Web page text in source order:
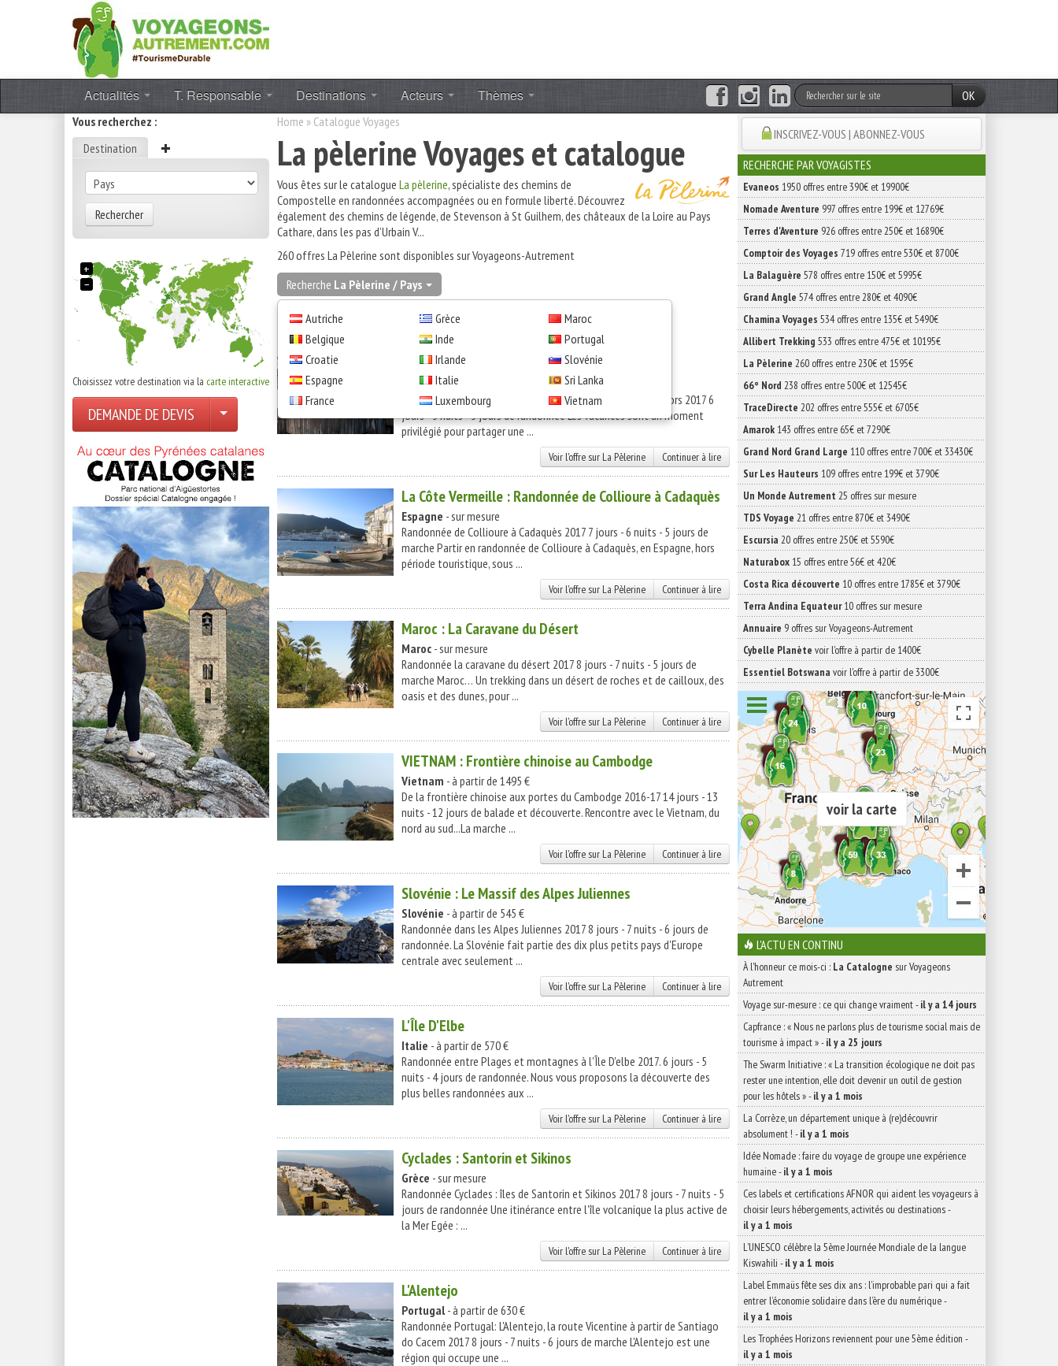
Actualités T. Responsable Destinations Acteurs Thèmes
OK
Vous recherchez :
Destination
Rechercher
+
−
Choisissez votre destination via la carte interactive
DEMANDE DE DEVIS
Home » Catalogue Voyages
La pèlerine Voyages et catalogue
Vous êtes sur le catalogue La pèlerine, spécialiste des chemins de
Compostelle en randonnées accompagnées ou en formule liberté. Découvrez
également des chemins de légende, de Stevenson à St Guilhem, des châteaux de la Loire au Pays
Cathare, dans les pas d’Urbain V...
260 offres La Pèlerine sont disponibles sur Voyageons-Autrement
Recherche La Pèlerine / Pays
Autriche
Belgique
Croatie
Espagne
France
Grèce
Inde
Irlande
Italie
Luxembourg
Maroc
Portugal
Slovénie
Sri Lanka
Vietnam
3 8 9
Le Vercors en famille de ferme en ferme
France - à partir de 485 €
Randonnée en famille dans le Parc Naturel Régional du Vercors 2017 6
jours - 5 nuits - 5 jours de randonnée Les vacances sont un moment
privilégié pour partager une ...
Voir l'offre sur La Pèlerine Continuer à lire
La Côte Vermeille : Randonnée de Collioure à Cadaquès
Espagne - sur mesure
Randonnée de Collioure à Cadaquès 2017 7 jours - 6 nuits - 5 jours de
marche Partir en randonnée de Collioure à Cadaquès, en Espagne, hors
période touristique, sous ...
Voir l'offre sur La Pèlerine Continuer à lire
Maroc : La Caravane du Désert
Maroc - sur mesure
Randonnée la caravane du désert 2017 8 jours - 7 nuits - 5 jours de
marche Maroc… Un trekking dans un désert de roches et de cailloux, des
oasis et des dunes, pour ...
Voir l'offre sur La Pèlerine Continuer à lire
VIETNAM : Frontière chinoise au Cambodge
Vietnam - à partir de 1495 €
De la frontière chinoise aux portes du Cambodge 2016-17 14 jours - 13
nuits - 12 jours de balade et découverte. Rencontre avec le Vietnam, du
nord au sud...La marche ...
Voir l'offre sur La Pèlerine Continuer à lire
Slovénie : Le Massif des Alpes Juliennes
Slovénie - à partir de 545 €
Randonnée dans les Alpes Juliennes 2017 8 jours - 7 nuits - 6 jours de
randonnée. La Slovénie fait partie des dix plus petits pays d'Europe
centrale avec seulement ...
Voir l'offre sur La Pèlerine Continuer à lire
L'Île D'Elbe
Italie - à partir de 570 €
Randonnée entre Plages et montagnes à l'Île D'elbe 2017. 6 jours - 5
nuits - 4 jours de randonnée. Nous vous proposons la découverte des
plus belles randonnées aux ...
Voir l'offre sur La Pèlerine Continuer à lire
Cyclades : Santorin et Sikinos
Grèce - sur mesure
Randonnée Cyclades : îles de Santorin et Sikinos 2017 8 jours - 7 nuits - 5
jours de randonnée Une itinérance entre l'île volcanique la plus active de
la Mer Egée : ...
Voir l'offre sur La Pèlerine Continuer à lire
L'Alentejo
Portugal- à partir de 630 €
Randonnée Portugal: L'Alentejo, la route Vicentine à partir de Santiago
do Cacem 2017 8 jours - 7 nuits - 6 jours de marche L'Alentejo est une
région qui occupe une ...
INSCRIVEZ-VOUS | ABONNEZ-VOUS
RECHERCHE PAR VOYAGISTES
Evaneos 1950 offres entre 390€ et 19900€
Nomade Aventure 997 offres entre 199€ et 12769€
Terres d'Aventure 926 offres entre 250€ et 16890€
Comptoir des Voyages 719 offres entre 530€ et 8700€
La Balaguère 578 offres entre 150€ et 5995€
Grand Angle 574 offres entre 280€ et 4090€
Chamina Voyages 534 offres entre 135€ et 5490€
Allibert Trekking 533 offres entre 475€ et 10195€
La Pèlerine 260 offres entre 230€ et 1595€
66° Nord 238 offres entre 500€ et 12545€
TraceDirecte 202 offres entre 555€ et 6705€
Amarok 143 offres entre 65€ et 7290€
Grand Nord Grand Large 110 offres entre 700€ et 33430€
Sur Les Hauteurs 109 offres entre 199€ et 3790€
Un Monde Autrement 25 offres sur mesure
TDS Voyage 21 offres entre 870€ et 3490€
Escursia 20 offres entre 250€ et 5590€
Naturabox 15 offres entre 56€ et 420€
Costa Rica découverte 10 offres entre 1785€ et 3790€
Terra Andina Equateur10 offres sur mesure
Annuaire 9 offres sur Voyageons-Autrement
Cybelle Planète voir l'offre à partir de 1400€
Essentiel Botswana voir l'offre à partir de 3300€
voir la carte
L'ACTU EN CONTINU
À l'honneur ce mois-ci : La Catalogne sur Voyageons
Autrement
Voyage sur-mesure : ce qui change vraiment-il y a 14 jours
Capfrance : « Nous ne parlons plus de tourisme social mais de
tourisme à impact »-il y a 25 jours
The Swarm Initiative : « La transition écologique ne doit pas
rester une intention, elle doit devenir un outil de gestion
pour les hôtels »-il y a 1 mois
La Corrèze, un département unique à (re)découvrir
absolument ! -il y a 1 mois
Idée Nomade : faire du voyage de groupe une expérience
humaine-il y a 1 mois
Ces labels et certifications AFNOR qui aident les voyageurs à
choisir leurs hébergements, activités ou destinations-
il y a 1 mois
L’UNESCO célèbre la 5ème Journée Mondiale de la langue
Kiswahili -il y a 1 mois
Label Emmaüs fête ses dix ans : l’improbable pari qui a fait
entrer l’économie solidaire dans l’ère du numérique-
il y a 1 mois
Les Trophées Horizons reviennent pour une 5ème édition -
il y a 1 mois